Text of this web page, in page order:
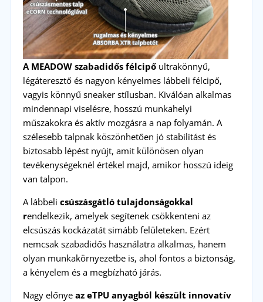
A MEADOW szabadidős félcipőultrakönnyű,
légáteresztő és nagyon kényelmes lábbeli félcipő,
vagyis könnyű sneaker stílusban. Kiválóan alkalmas
mindennapi viselésre, hosszú munkahelyi
műszakokra és aktív mozgásra a nap folyamán. A
szélesebb talpnak köszönhetően jó stabilitást és
biztosabb lépést nyújt, amit különösen olyan
tevékenységeknél értékel majd, amikor hosszú ideig
van talpon.
A lábbeli csúszásgátló tulajdonságokkal
rendelkezik, amelyek segítenek csökkenteni az
elcsúszás kockázatát simább felületeken. Ezért
nemcsak szabadidős használatra alkalmas, hanem
olyan munkakörnyezetbe is, ahol fontos a biztonság,
a kényelem és a megbízható járás.
Nagy előnye az eTPU anyagból készült innovatív